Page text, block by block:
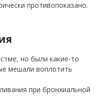
противопоказано.
но были какие-то
мешали воплотить
при бронхиальной